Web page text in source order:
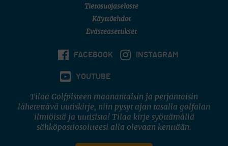
Tietosuojaseloste
Käyttöehdot
Evästeasetukset
FACEBOOK INSTAGRAM
YOUTUBE
Tilaa Golfpisteen maanantaisin ja perjantaisin
lähetettävä uutiskirje, niin pysyt ajan tasalla golfalan
ilmiöistä ja uutisista! Tilaa kirje syöttämällä
sähköpostiosoitteesi alla olevaan kenttään.